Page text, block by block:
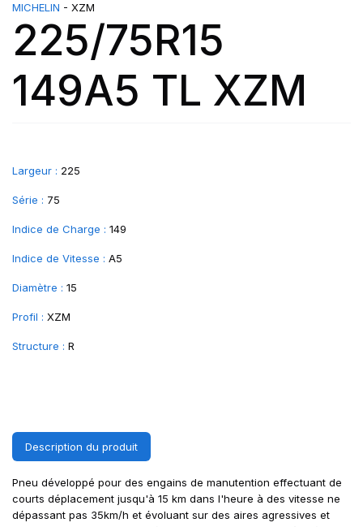
MICHELIN - XZM
225/75R15
149A5 TL XZM
Largeur : 225
Série : 75
Indice de Charge : 149
Indice de Vitesse : A5
Diamètre : 15
Profil : XZM
Structure : R
Description du produit
Pneu développé pour des engains de manutention effectuant de
courts déplacement jusqu'à 15 km dans l'heure à des vitesse ne
dépassant pas 35km/h et évoluant sur des aires agressives et